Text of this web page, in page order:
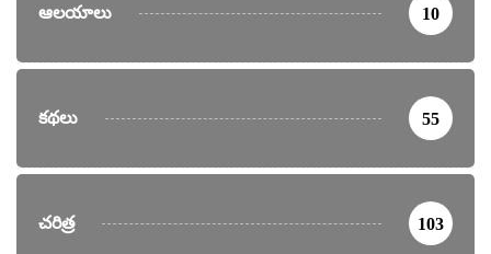
ఆలయాలు 10
కథలు 55
చరిత్ర 103